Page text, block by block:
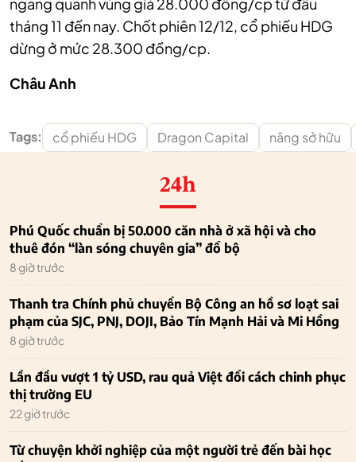
tháng 11 đến nay. Chốt phiên 12/12, cổ phiếu HDG
dừng ở mức 28.300 đồng/cp.
Châu Anh
Tags: cổ phiếu HDG Dragon Capital nâng sở hữu
24h
Phú Quốc chuẩn bị 50.000 căn nhà ở xã hội và cho
thuê đón “làn sóng chuyên gia” đổ bộ
8 giờ trước
Thanh tra Chính phủ chuyển Bộ Công an hồ sơ loạt sai
phạm của SJC, PNJ, DOJI, Bảo Tín Mạnh Hải và Mi Hồng
8 giờ trước
Lần đầu vượt 1 tỷ USD, rau quả Việt đổi cách chinh phục
thị trường EU
22 giờ trước
Từ chuyện khởi nghiệp của một người trẻ đến bài học